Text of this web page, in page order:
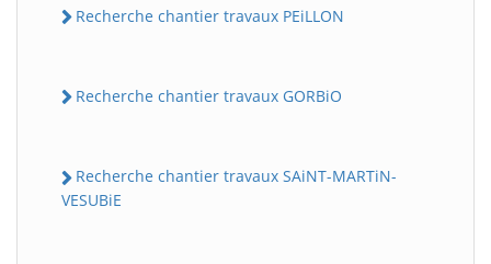
Recherche chantier travaux PEiLLON
Recherche chantier travaux GORBiO
Recherche chantier travaux SAiNT-MARTiN-
VESUBiE